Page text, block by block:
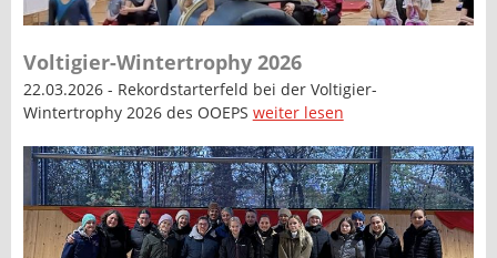
Voltigier-Wintertrophy 2026
22.03.2026 - Rekordstarterfeld bei der Voltigier-
Wintertrophy 2026 des OOEPS weiter lesen